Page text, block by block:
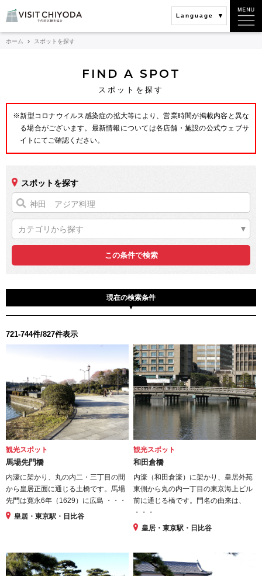
Language
ホーム スポットを探す
FIND A SPOT
スポットを探す
※新型コロナウイルス感染症の拡大等により、営業時間が掲載内容と異な
る場合がございます。最新情報については各店舗・施設の公式ウェブサ
イトにてご確認ください。
スポットを探す
カテゴリから探す
現在の検索条件
721-744件/827件表示
観光スポット
馬場先門橋
内濠に架かり、丸の内二・三丁目の間
から皇居正面に通じる土橋です。馬場
先門は寛永6年（1629）に広島 ・・・
皇居・東京駅・日比谷
観光スポット
和田倉橋
内濠（和田倉濠）に架かり、皇居外苑
東側から丸の内一丁目の東京海上ビル
前に通じる橋です。門名の由来は、
・・・
皇居・東京駅・日比谷